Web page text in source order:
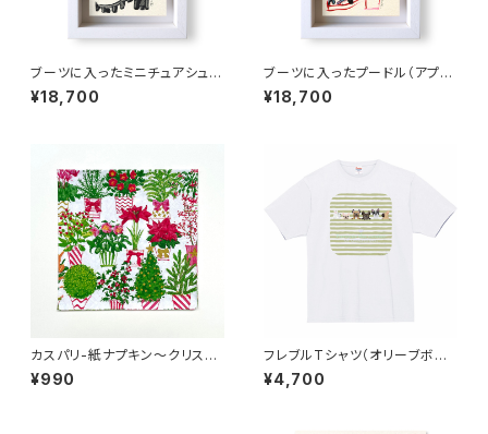
ブーツに入ったミニチュアシュナ
ウザー
¥18,700
ブーツに入ったプードル（アプリ
コット）
¥18,700
カスパリ-紙ナプキン〜クリスマ
スフラワーマーケット〜（20枚入
り）
¥990
フレブルTシャツ（オリーブボー
ダー）
¥4,700